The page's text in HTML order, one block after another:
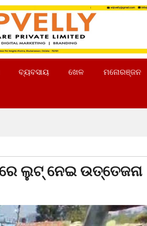
ବ୍ୟବସାୟ ଖେଳ ମନୋରଞ୍ଜନ
ଲୁଟ୍ ନେଇ ଉତ୍ତେଜନା